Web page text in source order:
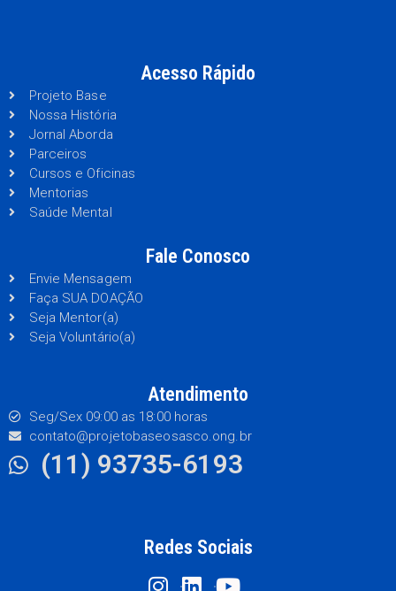
Acesso Rápido
Projeto Base
Nossa História
Jornal Aborda
Parceiros
Cursos e Oficinas
Mentorias
Saúde Mental
Fale Conosco
Envie Mensagem
Faça SUA DOAÇÃO
Seja Mentor(a)
Seja Voluntário(a)
Atendimento
Seg/Sex 09:00 as 18:00 horas
contato@projetobaseosasco.ong.br
(11) 93735-6193
Redes Sociais